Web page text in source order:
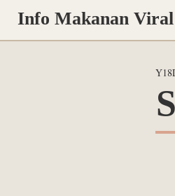
Info Makanan Viral